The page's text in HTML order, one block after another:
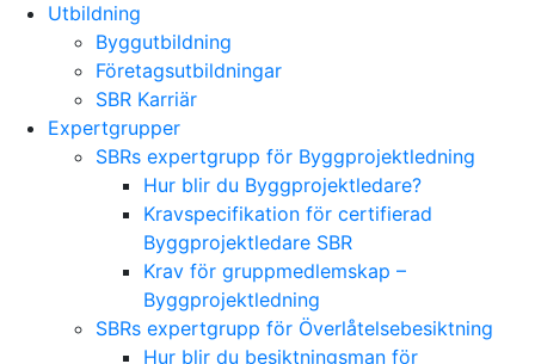
Utbildning
Byggutbildning
Företagsutbildningar
SBR Karriär
Expertgrupper
SBRs expertgrupp för Byggprojektledning
Hur blir du Byggprojektledare?
Kravspecifikation för certifierad
Byggprojektledare SBR
Krav för gruppmedlemskap –
Byggprojektledning
SBRs expertgrupp för Överlåtelsebesiktning
Hur blir du besiktningsman för